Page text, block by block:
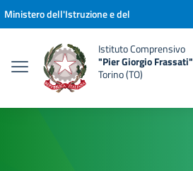
Vai ai contenuti
Vai al menu di navigazione
Vai al footer
Ministero dell'Istruzione e del
Istituto Comprensivo
"Pier Giorgio Frassati"
Torino (TO)